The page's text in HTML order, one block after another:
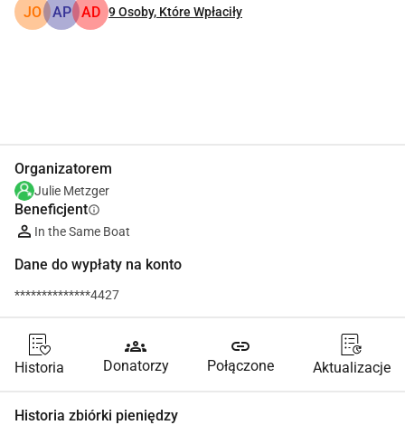
JO AP AD 9Osoby, Które Wpłaciły
Organizatorem
Julie Metzger
Beneficjentinfo
In the Same Boat
Dane do wypłaty na konto
**************4427
Historia
groups
Donatorzy
link
Połączone Aktualizacje
Historia zbiórki pieniędzy